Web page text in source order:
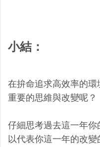
小結：
在拚命追求高效率的
重要的思維與改變呢？
仔細思考過去這一年
以代表你這一年的改